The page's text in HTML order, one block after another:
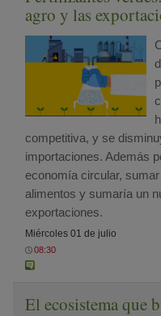
agro y las
competitiva, y se
importaciones. Además
economía circular,
alimentos y sumaría un
exportaciones.
Miércoles 01 de julio
08:30
El ecosistema que